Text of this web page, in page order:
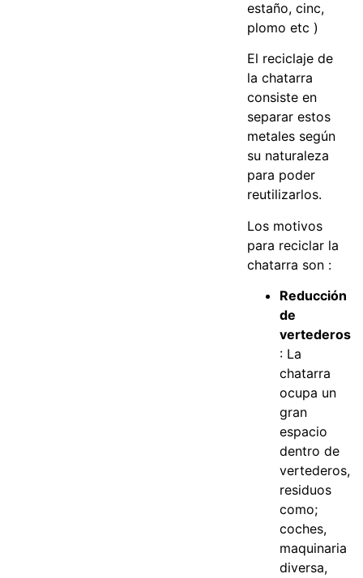
estaño, cinc,
plomo etc )
El reciclaje de
la chatarra
consiste en
separar estos
metales según
su naturaleza
para poder
reutilizarlos.
Los motivos
para reciclar la
chatarra son :
Reducción
de
vertederos
: La
chatarra
ocupa un
gran
espacio
dentro de
vertederos,
residuos
como;
coches,
maquinaria
diversa,